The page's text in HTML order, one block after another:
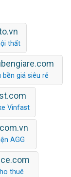
thất
bền giá siêu rẻ
Vinfast
AGG
thuê